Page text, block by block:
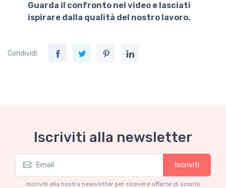
Guarda il confronto nel video e lasciati
ispirare dalla qualità del nostro lavoro.
Condividi:
Iscriviti alla newsletter
Iscriviti
Iscriviti alla nostra newsletter per ricevere offerte di sconto